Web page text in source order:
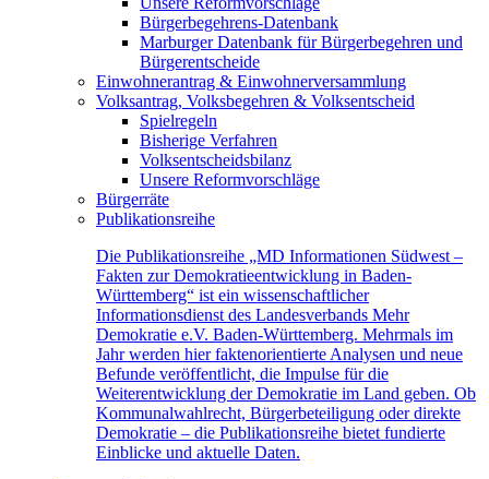
Bürgerbegehrens-Datenbank
Marburger Datenbank für Bürgerbegehren und
Bürgerentscheide
Einwohnerantrag & Einwohnerversammlung
Volksantrag, Volksbegehren & Volksentscheid
Spielregeln
Bisherige Verfahren
Volksentscheidsbilanz
Unsere Reformvorschläge
Bürgerräte
Publikationsreihe
Die Publikationsreihe „MD Informationen Südwest –
Fakten zur Demokratieentwicklung in Baden-
Württemberg“ ist ein wissenschaftlicher
Informationsdienst des Landesverbands Mehr
Demokratie e.V. Baden-Württemberg. Mehrmals im
Jahr werden hier faktenorientierte Analysen und neue
Befunde veröffentlicht, die Impulse für die
Weiterentwicklung der Demokratie im Land geben. Ob
Kommunalwahlrecht, Bürgerbeteiligung oder direkte
Demokratie – die Publikationsreihe bietet fundierte
Einblicke und aktuelle Daten.